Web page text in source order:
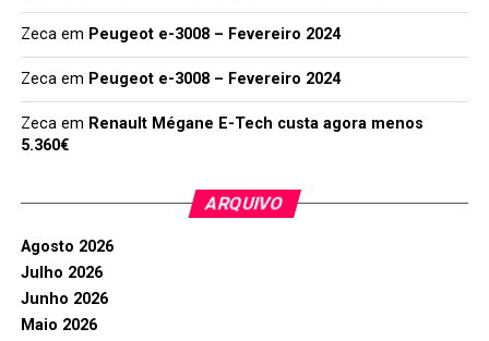
Zecaem Peugeot e-3008 – Fevereiro 2024
Zecaem Peugeot e-3008 – Fevereiro 2024
Zecaem Renault Mégane E-Tech custa agora menos
5.360€
ARQUIVO
Agosto 2026
Julho 2026
Junho 2026
Maio 2026